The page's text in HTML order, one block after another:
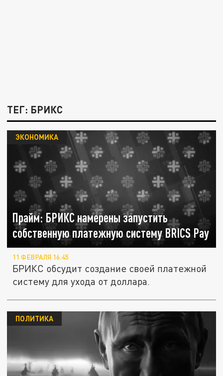
ТЕГ: БРИКС
Прайм: БРИКС намерены запустить
собственную платежную систему BRICS Pay
ЭКОНОМИКА
11 ФЕВРАЛЯ 16:45
БРИКС обсудит создание своей платежной
систему для ухода от доллара.
ПОЛИТИКА